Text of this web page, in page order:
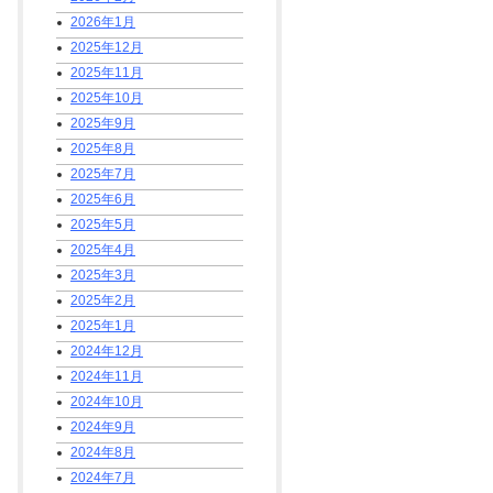
2026年1月
2025年12月
2025年11月
2025年10月
2025年9月
2025年8月
2025年7月
2025年6月
2025年5月
2025年4月
2025年3月
2025年2月
2025年1月
2024年12月
2024年11月
2024年10月
2024年9月
2024年8月
2024年7月